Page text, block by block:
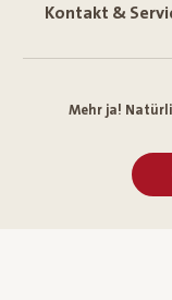
Kontakt &
Mehr ja!